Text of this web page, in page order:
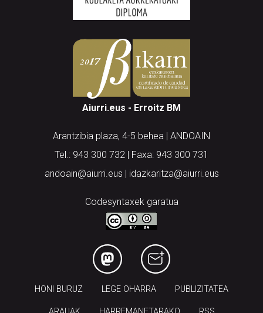
Aiurri.eus - Erroitz BM
Arantzibia plaza, 4-5 behea | ANDOAIN
Tel.: 943 300 732 | Faxa: 943 300 731
andoain@aiurri.eus | idazkaritza@aiurri.eus
Codesyntaxek garatua
HONI BURUZ LEGE OHARRA PUBLIZITATEA